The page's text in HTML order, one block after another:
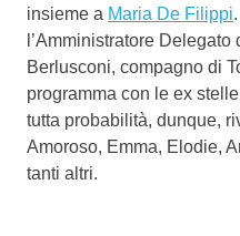
insieme a Maria De Filippi
l’Amministratore
Berlusconi, compagno di
programma con le ex
tutta probabilità, dunque,
Amoroso, Emma, Elodie,
tanti altri.